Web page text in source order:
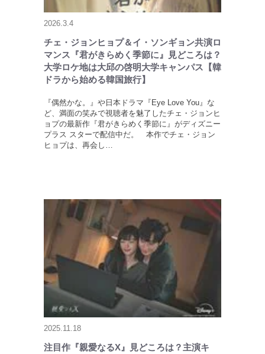
2026.3.4
チェ・ジョンヒョプ＆イ・ソンギョン共演ロ
マンス『君がきらめく季節に』見どころは？
大学ロケ地は大邱の啓明大学キャンパス【韓
ドラから始める韓国旅行】
『偶然かな。』や日本ドラマ『Eye Love You』な
ど、満面の笑みで視聴者を魅了したチェ・ジョンヒ
ョプの最新作『君がきらめく季節に』がディズニー
プラス スターで配信中だ。 本作でチェ・ジョン
ヒョプは、再会し…
2025.11.18
注目作『親愛なるX』見どころは？主演キ